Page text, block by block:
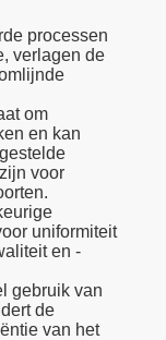
processen
verlagen de
om
en kan
voor
uniformiteit
en -
gebruik van
de
van het